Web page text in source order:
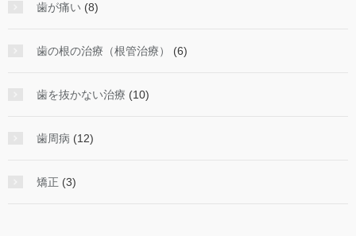
歯が痛い (8)
歯の根の治療（根管治療） (6)
歯を抜かない治療 (10)
歯周病 (12)
矯正 (3)